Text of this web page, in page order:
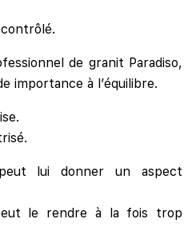
de granit Paradiso,
importance à l’équilibre.
lui donner un aspect
le rendre à la fois trop